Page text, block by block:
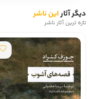
دیگر آثاراین ناشر
تازه ترین آثار ناشر